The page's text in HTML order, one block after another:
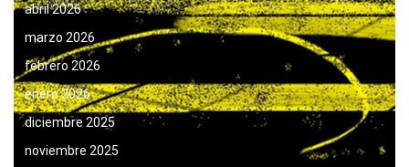
abril 2026
marzo 2026
febrero 2026
enero 2026
diciembre 2025
noviembre 2025